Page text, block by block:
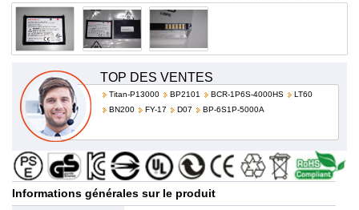
TOP DES VENTES
Titan-P13000 BP2101 BCR-1P6S-4000HS
LT60
BN200
FY-17 D07 BP-6S1P-5000A
Informations générales sur le produit